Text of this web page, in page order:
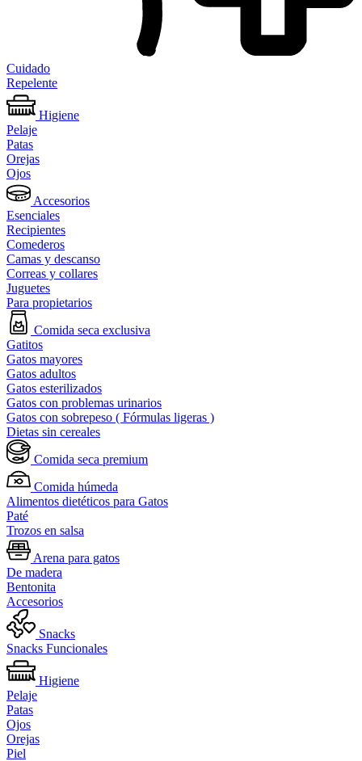
Cuidado
Repelente
Higiene
Pelaje
Patas
Orejas
Ojos
Accesorios
Esenciales
Recipientes
Comederos
Camas y descanso
Correas y collares
Juguetes
Para propietarios
Comida seca exclusiva
Gatitos
Gatos mayores
Gatos adultos
Gatos esterilizados
Gatos con problemas urinarios
Gatos con sobrepeso ( Fórmulas ligeras )
Dietas sin cereales
Comida seca premium
Comida húmeda
Alimentos dietéticos para Gatos
Paté
Trozos en salsa
Arena para gatos
De madera
Bentonita
Accesorios
Snacks
Snacks Funcionales
Higiene
Pelaje
Patas
Ojos
Orejas
Piel